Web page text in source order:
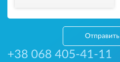
Отправить
+38 068 405-41-11